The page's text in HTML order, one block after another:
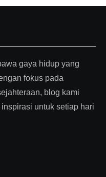
gaya hidup yang
fokus pada
blog kami
untuk setiap hari